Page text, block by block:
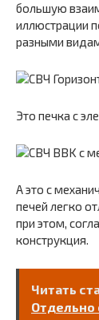
большую
иллюстрации
разными
Это печка с
А это с
печей легко
при этом,
конструкция.
Читать